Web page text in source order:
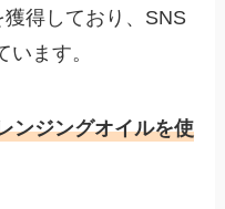
得しており、SNS
ます。
ンジングオイルを使